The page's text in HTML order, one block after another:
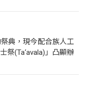
典，現今配合族人工
祭(Ta‘avala)」凸顯辦